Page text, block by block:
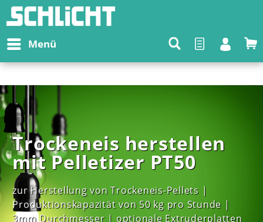
Menü
Trockeneis herstellen
mit Pelletizer PT50
zur Herstellung von Trockeneis-Pellets |
Produktionskapazität von 50 kg pro Stunde |
3mm Durchmesser | optionale Extruderplatten